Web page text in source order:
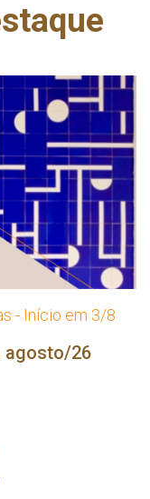
- Início em 3/8
agosto/26